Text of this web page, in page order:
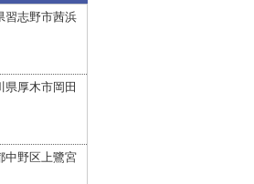
習志野市茜浜
県厚木市岡田
中野区上鷺宮